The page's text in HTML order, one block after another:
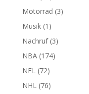
Motorrad (3)
Musik(1)
Nachruf(3)
NBA(174)
NFL(72)
NHL(76)